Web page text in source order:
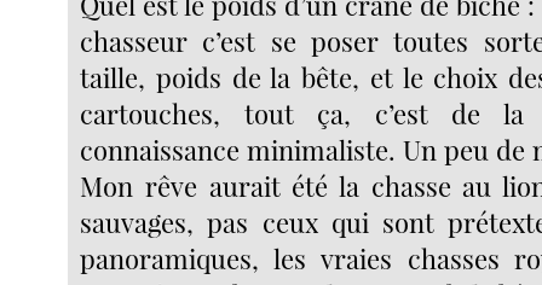
chasseur c’est se poser toutes
taille, poids de la bête, et le choix
cartouches, tout ça, c’est de la
connaissance minimaliste. Un peu de
Mon rêve aurait été la chasse au
sauvages, pas ceux qui sont
panoramiques, les vraies chasses